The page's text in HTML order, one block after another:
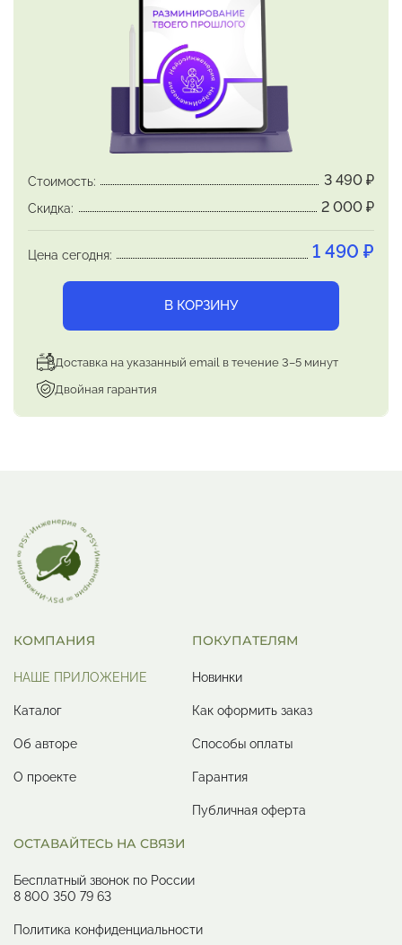
действующего теперьс подсознательного
В результате то, что подсознательно
ограничивало,
заставляло ошибаться, попадать в
цеплять на себя болезни и
пребывать в поленепроходимых проблем –
Эффект реимпринтирования – не мгновенный.
Зато легко поддается наблюдению то, как он
обеспечивая необходимые и
желанные изменения:одно за другим.
Стоимость: 3 490 ₽
Скидка: 2 000 ₽
Цена сегодня: 1 490 ₽
В КОРЗИНУ
Доставка на указанный email в течение 3–5 минут
Двойная гарантия
КОМПАНИЯ
НАШЕ ПРИЛОЖЕНИЕ
Каталог
Об авторе
О проекте
ПОКУПАТЕЛЯМ
Новинки
Как оформить заказ
Способы оплаты
Гарантия
Публичная оферта
ОСТАВАЙТЕСЬ НА СВЯЗИ
Бесплатный звонок по России
8 800 350 79 63
Политика конфиденциальности